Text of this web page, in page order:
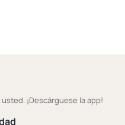
¡Descárguese la app!